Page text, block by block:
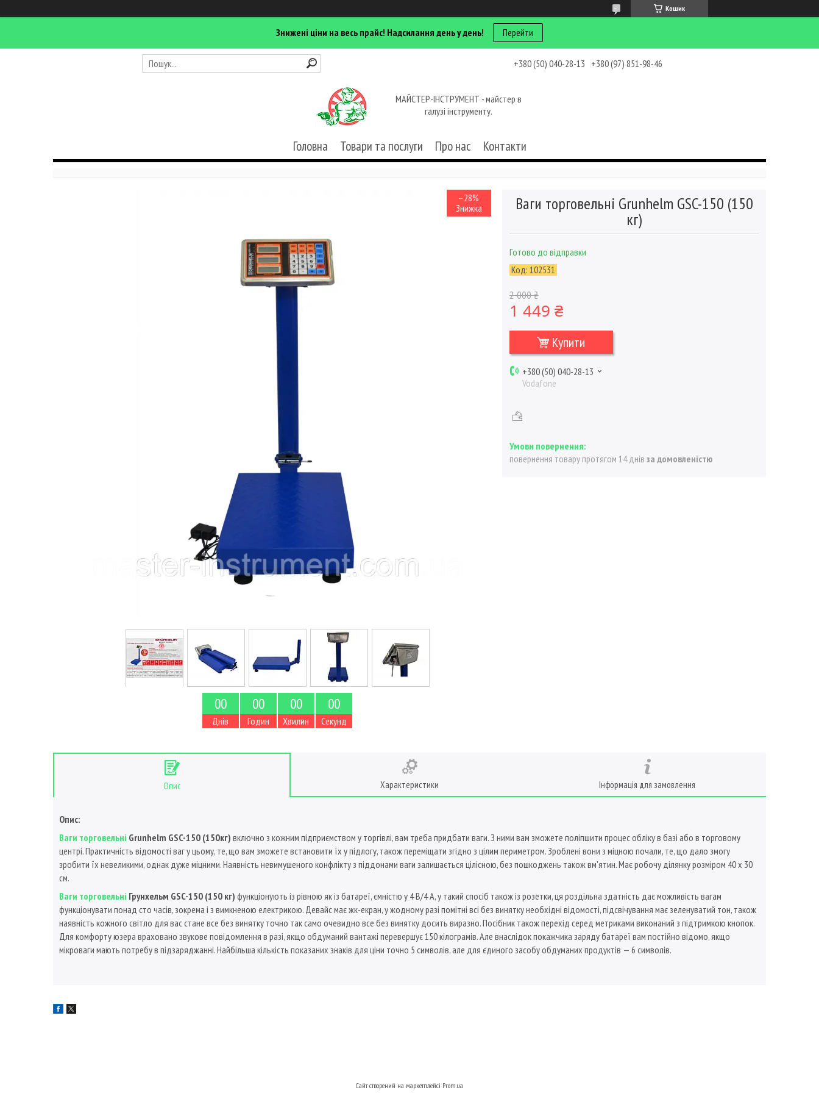
Кошик
Знижені ціни на весь прайс! Надсилання день у день! Перейти
+380 (50) 040-28-13 +380 (97) 851-98-46
МАЙСТЕР-ІНСТРУМЕНТ - майстер в
галузі інструменту.
Головна Товари та послуги Про нас Контакти
–28%
00
Днів
00
Годин
00
Хвилин
00
Секунд
Ваги торговельні Grunhelm GSC-150 (150
кг)
Готово до відправки
Код: 102531
2 000 ₴
1 449 ₴
Купити
+380 (50) 040-28-13
Vodafone
повернення товару протягом 14 днів за домовленістю
Опис Характеристики Інформація для замовлення
Опис:
Ваги торговельні Grunhelm GSC-150 (150кг) включно з кожним підприємством у торгівлі, вам треба придбати ваги. З ними вам зможете поліпшити процес обліку в базі або в торговому
центрі. Практичність відомості ваг у цьому, те, що вам зможете встановити їх у підлогу, також переміщати згідно з цілим периметром. Зроблені вони з міцною почали, те, що дало змогу
зробити їх невеликими, однак дуже міцними. Наявність невимушеного конфлікту з піддонами ваги залишається цілісною, без пошкоджень також вм'ятин. Має робочу ділянку розміром 40 х 30
см.
Ваги торговельні Грунхельм GSC-150 (150 кг) функціонують із рівною як із батареї, ємністю у 4 В/4 A, у такий спосіб також із розетки, ця роздільна здатність дає можливість вагам
функціонувати понад сто часів, зокрема і з вимкненою електрикою. Девайс має жк-екран, у жодному разі помітні всі без винятку необхідні відомості, підсвічування має зеленуватий тон, також
наявність кожного світло для вас стане все без винятку точно так само очевидно все без винятку досить виразно. Посібник також перехід серед метриками виконаний з підтримкою кнопок.
Для комфорту юзера враховано звукове повідомлення в разі, якщо обдуманий вантажі перевершує 150 кілограмів. Але внаслідок покажчика заряду батареї вам постійно відомо, якщо
мікроваги мають потребу в підзаряджанні. Найбільша кількість показаних знаків для ціни точно 5 символів, але для єдиного засобу обдуманих продуктів — 6 символів.
Сайт створений на маркетплейсі Prom.ua